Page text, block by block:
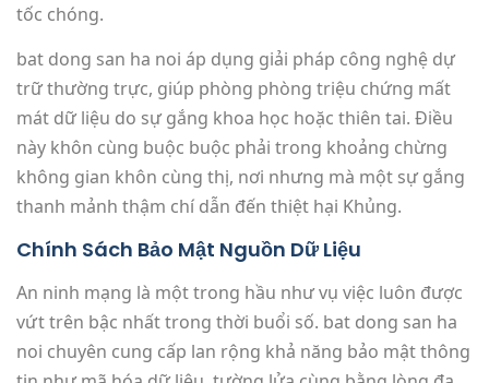
tốc chóng.
bat dong san ha noi áp dụng giải pháp công nghệ dự
trữ thường trực, giúp phòng phòng triệu chứng mất
mát dữ liệu do sự gắng khoa học hoặc thiên tai. Điều
này khôn cùng buộc buộc phải trong khoảng chừng
không gian khôn cùng thị, nơi nhưng mà một sự gắng
thanh mảnh thậm chí dẫn đến thiệt hại Khủng.
Chính Sách Bảo Mật Nguồn Dữ Liệu
An ninh mạng là một trong hầu như vụ việc luôn được
vứt trên bậc nhất trong thời buổi số. bat dong san ha
noi chuyên cung cấp lan rộng khả năng bảo mật thông